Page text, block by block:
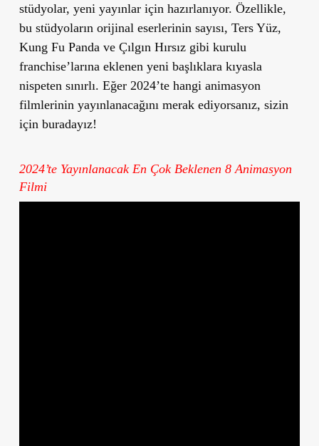
stüdyolar, yeni yayınlar için hazırlanıyor. Özellikle,
bu stüdyoların orijinal eserlerinin sayısı, Ters Yüz,
Kung Fu Panda ve Çılgın Hırsız gibi kurulu
franchise’larına eklenen yeni başlıklara kıyasla
nispeten sınırlı. Eğer 2024’te hangi animasyon
filmlerinin yayınlanacağını merak ediyorsanız, sizin
için buradayız!
2024’te Yayınlanacak En Çok Beklenen 8 Animasyon
Filmi